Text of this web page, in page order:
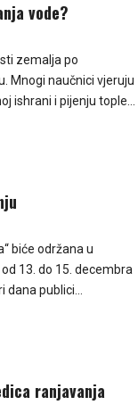
vode?
zemalja po
Mnogi naučnici vjeruju
ishrani i pijenju tople...
biće održana u
13. do 15. decembra
dana publici...
ranjavanja